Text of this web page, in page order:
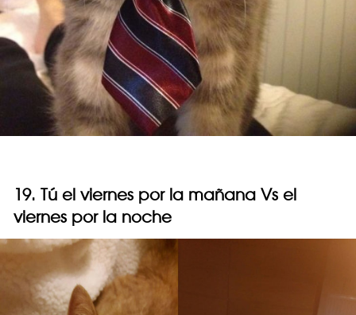
19. Tú el viernes por la mañana Vs el
viernes por la noche